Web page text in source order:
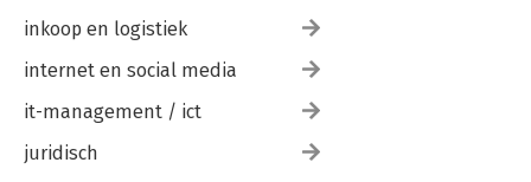
inkoop en logistiek
internet en social media
it-management / ict
juridisch